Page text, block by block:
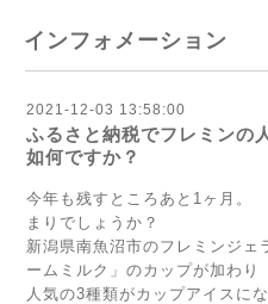
インフォメーション
2021-12-03 13:58:00
ふるさと納税でフレミンの
如何ですか？
今年も残すところあと1ヶ月。
まりでしょうか？
新潟県南魚沼市のフレミンジェ
ームミルク」のカップが加わり
人気の3種類がカップアイスに